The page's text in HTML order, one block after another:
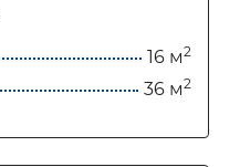
16 м2
36 м2